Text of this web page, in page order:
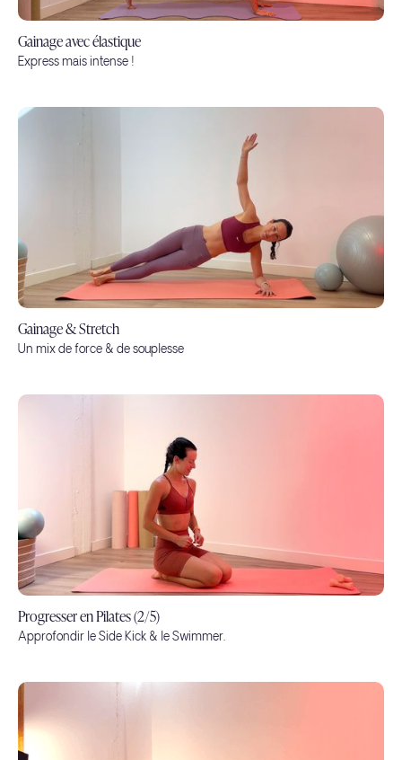
Gainage avec élastique
Express mais intense !
Gainage & Stretch
Un mix de force & de souplesse
Progresser en Pilates (2/5)
Approfondir le Side Kick & le Swimmer.